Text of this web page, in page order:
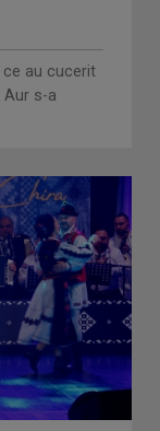
ce au cucerit
Aur s-a